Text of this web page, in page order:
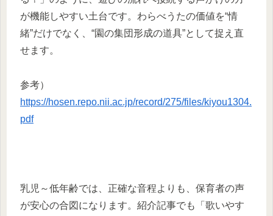
が機能しやすい土台です。わらべうたの価値を“情
緒”だけでなく、“園の集団形成の道具”として捉え直
せます。
参考）
https://hosen.repo.nii.ac.jp/record/275/files/kiyou1304.
pdf
乳児～低年齢では、正確な音程よりも、保育者の声
が安心の合図になります。紹介記事でも「歌いやす